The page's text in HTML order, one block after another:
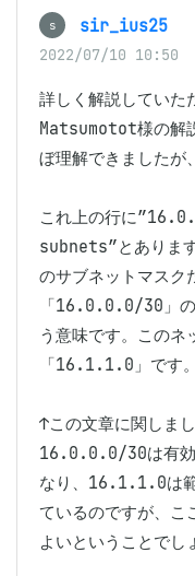
s sir_ius25
2022/07/10 10:50
詳しく解説していた
Matsumotot様の解
ぼ理解できましたが
これ上の行に
subnets”とありま
のサブネットマスク
「16.0.0.0/30」の
う意味です。このネ
「16.1.1.0」です。
↑この文章に関しま
16.0.0.0/30は有
なり、16.1.1.0は範
ているのですが、こ
よいということでし